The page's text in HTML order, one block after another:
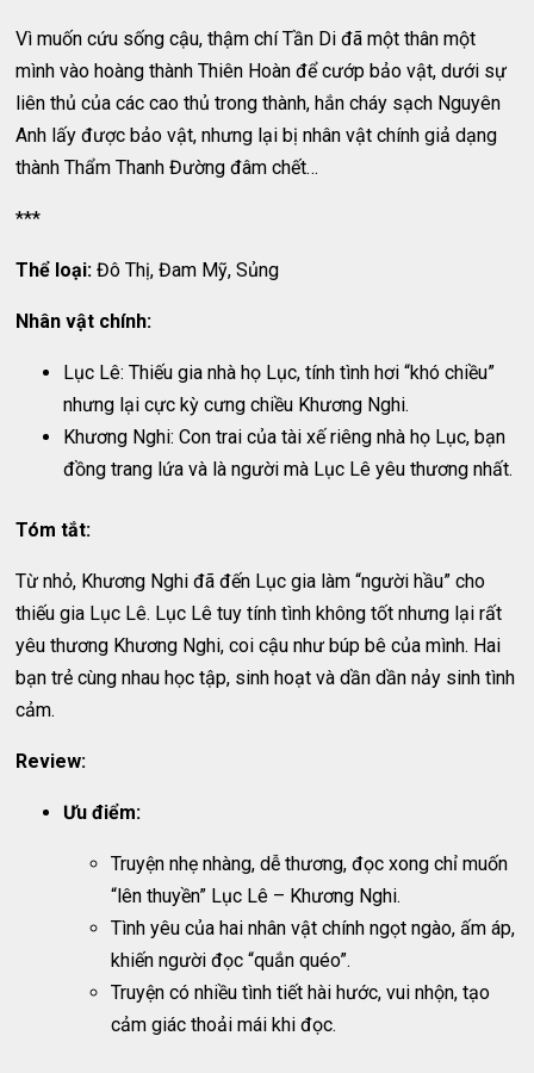
Vì muốn cứu sống cậu, thậm chí Tần Di đã một thân một
mình vào hoàng thành Thiên Hoàn để cướp bảo vật, dưới sự
liên thủ của các cao thủ trong thành, hắn cháy sạch Nguyên
Anh lấy được bảo vật, nhưng lại bị nhân vật chính giả dạng
thành Thẩm Thanh Đường đâm chết…
***
Thể loại: Đô Thị, Đam Mỹ, Sủng
Nhân vật chính:
Lục Lê: Thiếu gia nhà họ Lục, tính tình hơi “khó chiều”
nhưng lại cực kỳ cưng chiều Khương Nghi.
Khương Nghi: Con trai của tài xế riêng nhà họ Lục, bạn
đồng trang lứa và là người mà Lục Lê yêu thương nhất.
Tóm tắt:
Từ nhỏ, Khương Nghi đã đến Lục gia làm “người hầu” cho
thiếu gia Lục Lê. Lục Lê tuy tính tình không tốt nhưng lại rất
yêu thương Khương Nghi, coi cậu như búp bê của mình. Hai
bạn trẻ cùng nhau học tập, sinh hoạt và dần dần nảy sinh tình
cảm.
Review:
Ưu điểm:
Truyện nhẹ nhàng, dễ thương, đọc xong chỉ muốn
“lên thuyền” Lục Lê – Khương Nghi.
Tình yêu của hai nhân vật chính ngọt ngào, ấm áp,
khiến người đọc “quắn quéo”.
Truyện có nhiều tình tiết hài hước, vui nhộn, tạo
cảm giác thoải mái khi đọc.